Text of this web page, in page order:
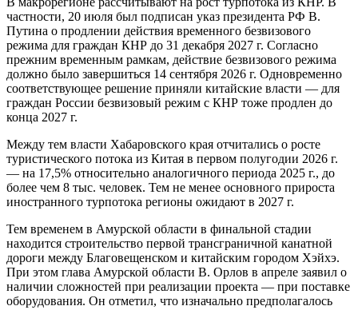
частности, 20 июля был подписан указ президента РФ В.
Путина о продлении действия временного безвизового
режима для граждан КНР до 31 декабря 2027 г. Согласно
прежним временным рамкам, действие безвизового режима
должно было завершиться 14 сентября 2026 г. Одновременно
соответствующее решение приняли китайские власти — для
граждан России безвизовый режим с КНР тоже продлен до
конца 2027 г.
Между тем власти Хабаровского края отчитались о росте
туристического потока из Китая в первом полугодии 2026 г.
— на 17,5% относительно аналогичного периода 2025 г., до
более чем 8 тыс. человек. Тем не менее основного прироста
иностранного турпотока регионы ожидают в 2027 г.
Тем временем в Амурской области в финальной стадии
находится строительство первой трансграничной канатной
дороги между Благовещенском и китайским городом Хэйхэ.
При этом глава Амурской области В. Орлов в апреле заявил о
наличии сложностей при реализации проекта — при поставке
оборудования. Он отметил, что изначально предполагалось